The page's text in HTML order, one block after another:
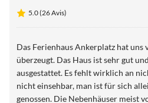
5.0 (26 Avis)
Das Ferienhaus Ankerplatz hat uns
überzeugt. Das Haus ist sehr gut
ausgestattet. Es fehlt wirklich an
nicht einsehbar, man ist für sich
genossen. Die Nebenhäuser meist